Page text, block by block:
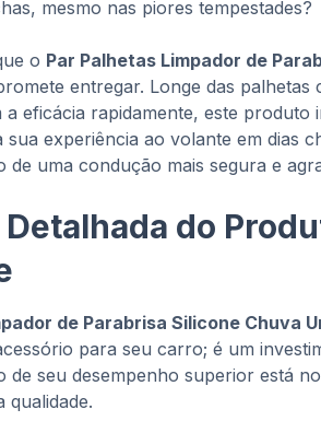
mesmo nas piores tempestades?
o Par Palhetas Limpador de
entregar. Longe das
a eficácia rapidamente, este produto
experiência ao volante em dias
de uma condução mais segura e
do
de Parabrisa Silicone Chuva
para seu carro; é um
de seu desempenho superior está
qualidade.